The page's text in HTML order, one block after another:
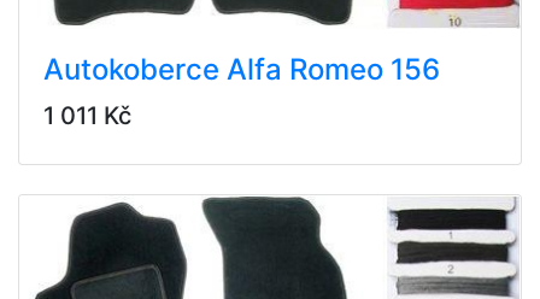
Autokoberce Alfa Romeo 156
1 011 Kč